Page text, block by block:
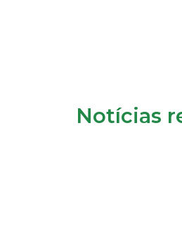
Notícias